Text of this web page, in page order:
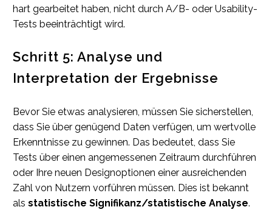
hart gearbeitet haben, nicht durch A/B- oder Usability-
Tests beeinträchtigt wird.
Schritt 5: Analyse und
Interpretation der Ergebnisse
Bevor Sie etwas analysieren, müssen Sie sicherstellen,
dass Sie über genügend Daten verfügen, um wertvolle
Erkenntnisse zu gewinnen. Das bedeutet, dass Sie
Tests über einen angemessenen Zeitraum durchführen
oder Ihre neuen Designoptionen einer ausreichenden
Zahl von Nutzern vorführen müssen. Dies ist bekannt
als statistische Signifikanz/statistische Analyse.